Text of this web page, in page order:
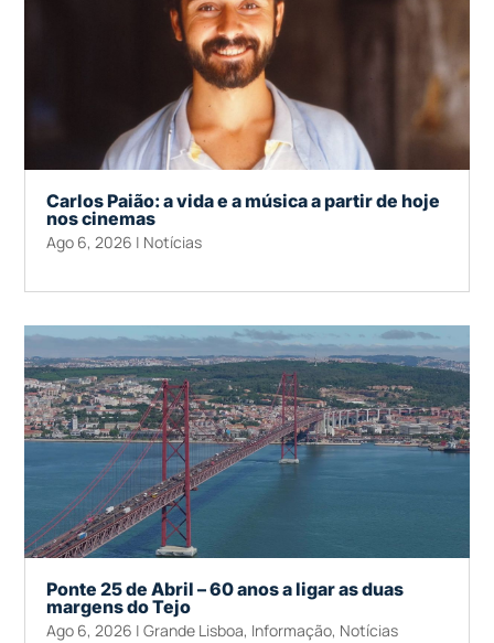
Carlos Paião: a vida e a música a partir de hoje
nos cinemas
Ago 6, 2026 | Notícias
Ponte 25 de Abril – 60 anos a ligar as duas
margens do Tejo
Ago 6, 2026 |Grande Lisboa, Informação, Notícias